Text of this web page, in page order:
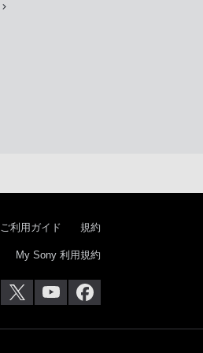
ご利用ガイド 規約
My Sony 利用規約